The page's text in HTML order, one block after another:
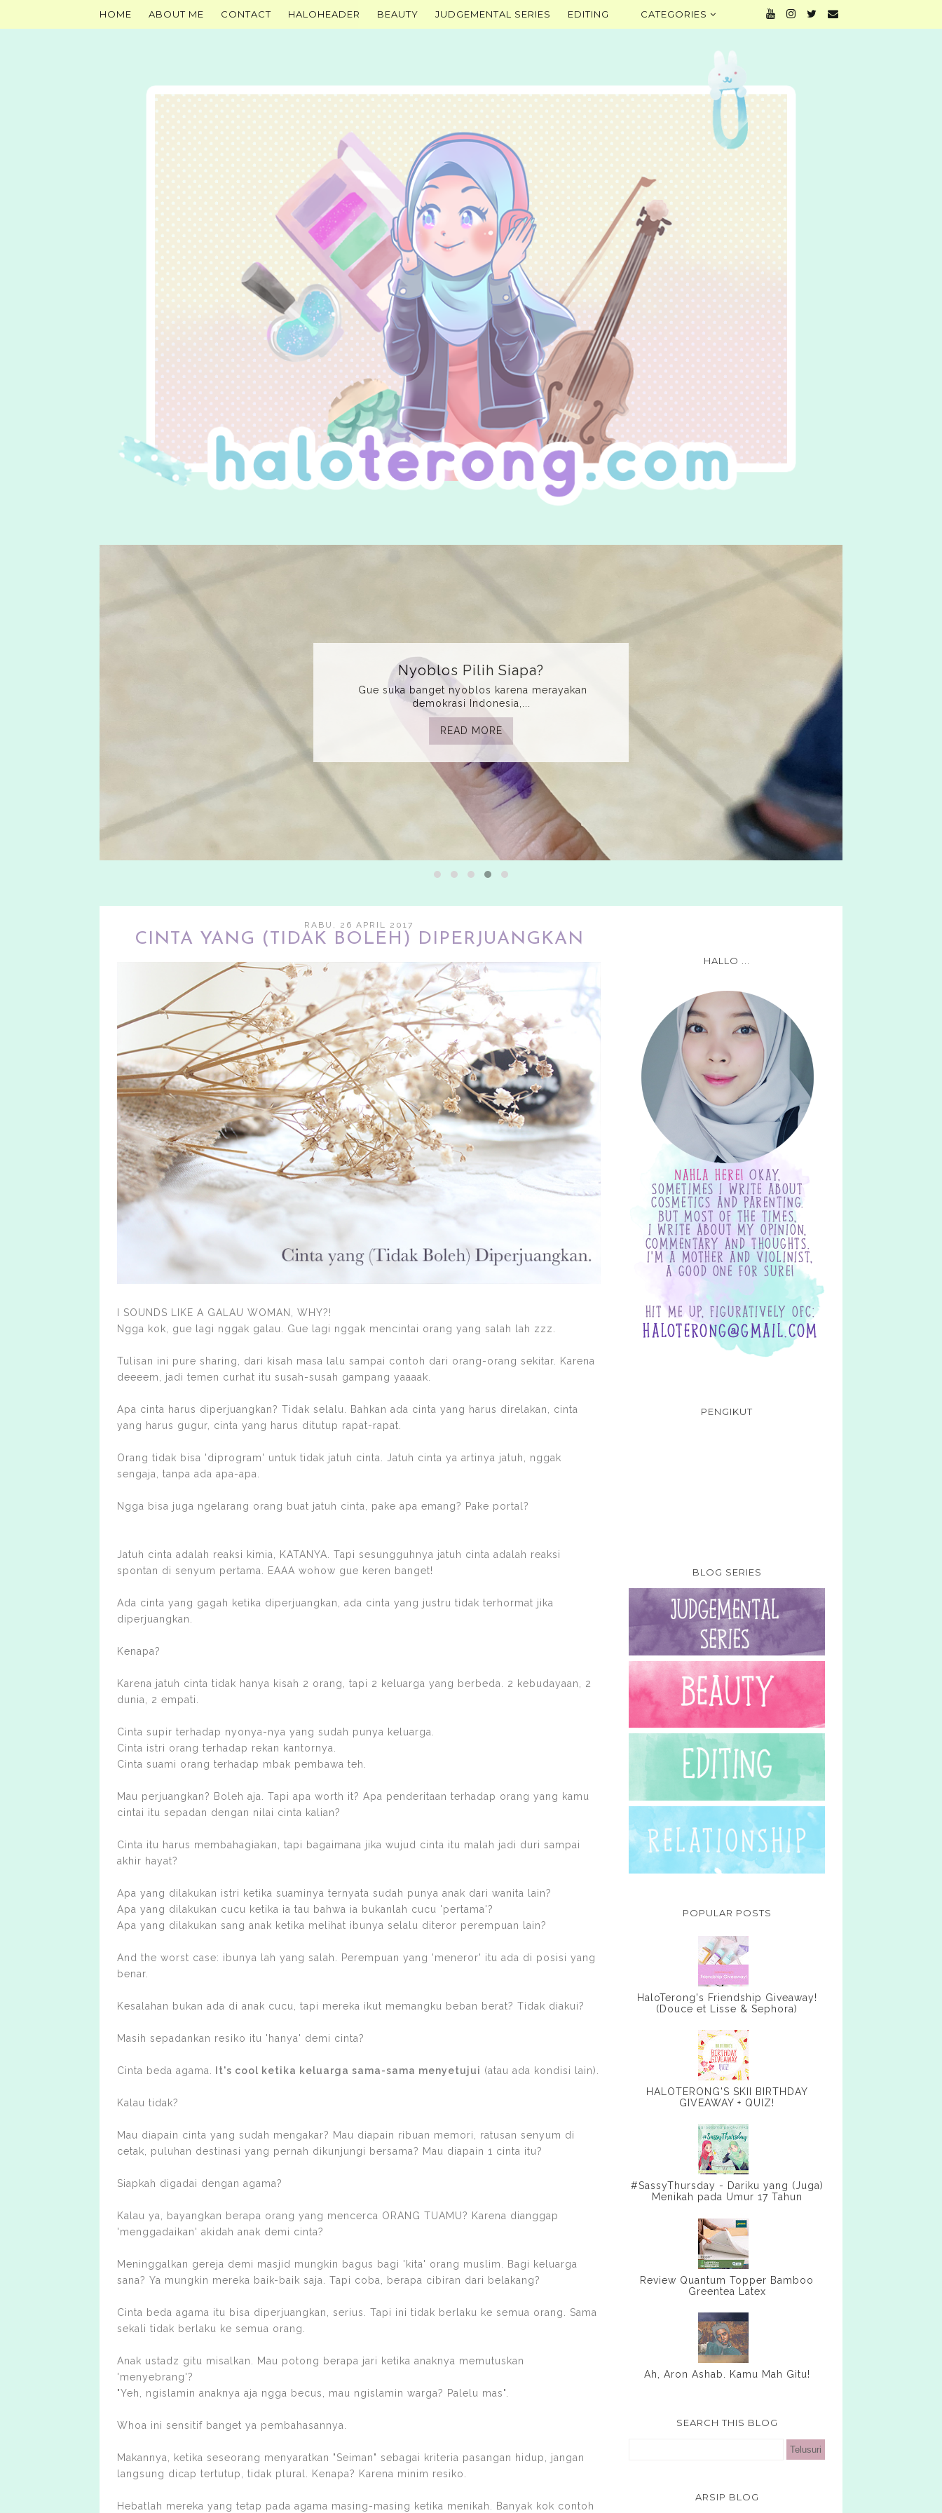
HOME ABOUT ME CONTACT HALOHEADER BEAUTY JUDGEMENTAL SERIES EDITING CATEGORIES
Nyoblos Pilih Siapa?
Gue suka banget nyoblos karena merayakan
demokrasi Indonesia,...
READ MORE
RABU, 26 APRIL 2017
CINTA YANG (TIDAK BOLEH) DIPERJUANGKAN
I SOUNDS LIKE A GALAU WOMAN, WHY?!
Ngga kok, gue lagi nggak galau. Gue lagi nggak mencintai orang yang salah lah zzz.
Tulisan ini pure sharing, dari kisah masa lalu sampai contoh dari orang-orang sekitar. Karena
deeeem, jadi temen curhat itu susah-susah gampang yaaaak.
Apa cinta harus diperjuangkan? Tidak selalu. Bahkan ada cinta yang harus direlakan, cinta
yang harus gugur, cinta yang harus ditutup rapat-rapat.
Orang tidak bisa 'diprogram' untuk tidak jatuh cinta. Jatuh cinta ya artinya jatuh, nggak
sengaja, tanpa ada apa-apa.
Ngga bisa juga ngelarang orang buat jatuh cinta, pake apa emang? Pake portal?
Jatuh cinta adalah reaksi kimia, KATANYA. Tapi sesungguhnya jatuh cinta adalah reaksi
spontan di senyum pertama. EAAA wohow gue keren banget!
Ada cinta yang gagah ketika diperjuangkan, ada cinta yang justru tidak terhormat jika
diperjuangkan.
Kenapa?
Karena jatuh cinta tidak hanya kisah 2 orang, tapi 2 keluarga yang berbeda. 2 kebudayaan, 2
dunia, 2 empati.
Cinta supir terhadap nyonya-nya yang sudah punya keluarga.
Cinta istri orang terhadap rekan kantornya.
Cinta suami orang terhadap mbak pembawa teh.
Mau perjuangkan? Boleh aja. Tapi apa worth it? Apa penderitaan terhadap orang yang kamu
cintai itu sepadan dengan nilai cinta kalian?
Cinta itu harus membahagiakan, tapi bagaimana jika wujud cinta itu malah jadi duri sampai
akhir hayat?
Apa yang dilakukan istri ketika suaminya ternyata sudah punya anak dari wanita lain?
Apa yang dilakukan cucu ketika ia tau bahwa ia bukanlah cucu 'pertama'?
Apa yang dilakukan sang anak ketika melihat ibunya selalu diteror perempuan lain?
And the worst case: ibunya lah yang salah. Perempuan yang 'meneror' itu ada di posisi yang
benar.
Kesalahan bukan ada di anak cucu, tapi mereka ikut memangku beban berat? Tidak diakui?
Masih sepadankan resiko itu 'hanya' demi cinta?
Cinta beda agama. It's cool ketika keluarga sama-sama menyetujui (atau ada kondisi lain).
Kalau tidak?
Mau diapain cinta yang sudah mengakar? Mau diapain ribuan memori, ratusan senyum di
cetak, puluhan destinasi yang pernah dikunjungi bersama? Mau diapain 1 cinta itu?
Siapkah digadai dengan agama?
Kalau ya, bayangkan berapa orang yang mencerca ORANG TUAMU? Karena dianggap
'menggadaikan' akidah anak demi cinta?
Meninggalkan gereja demi masjid mungkin bagus bagi 'kita' orang muslim. Bagi keluarga
sana? Ya mungkin mereka baik-baik saja. Tapi coba, berapa cibiran dari belakang?
Cinta beda agama itu bisa diperjuangkan, serius. Tapi ini tidak berlaku ke semua orang. Sama
sekali tidak berlaku ke semua orang.
Anak ustadz gitu misalkan. Mau potong berapa jari ketika anaknya memutuskan
'menyebrang'?
"Yeh, ngislamin anaknya aja ngga becus, mau ngislamin warga? Palelu mas".
Whoa ini sensitif banget ya pembahasannya.
Makannya, ketika seseorang menyaratkan "Seiman" sebagai kriteria pasangan hidup, jangan
langsung dicap tertutup, tidak plural. Kenapa? Karena minim resiko.
Hebatlah mereka yang tetap pada agama masing-masing ketika menikah. Banyak kok contoh
HALLO ...
PENGIKUT
BLOG SERIES
POPULAR POSTS
HaloTerong's Friendship Giveaway!
(Douce et Lisse & Sephora)
HALOTERONG'S SKII BIRTHDAY
GIVEAWAY + QUIZ!
#SassyThursday - Dariku yang (Juga)
Menikah pada Umur 17 Tahun
Review Quantum Topper Bamboo
Greentea Latex
Ah, Aron Ashab. Kamu Mah Gitu!
SEARCH THIS BLOG
ARSIP BLOG